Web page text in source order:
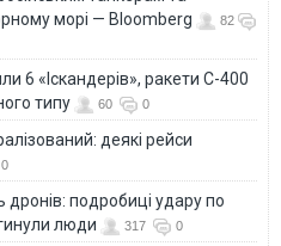
морі — Bloomberg
82
6 «Іскандерів», ракети С-400
типу
60 0
деякі рейси
0
подробиці удару по
люди
317 0